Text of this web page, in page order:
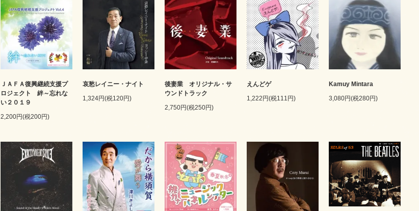
ＪＡＦＡ復興継続支援プ
ロジェクト 絆～忘れな
い２０１９
2,200円(税200円)
哀愁レイニー・ナイト
1,324円(税120円)
後妻業 オリジナル・サ
ウンドトラック
2,750円(税250円)
えんどゲ
1,222円(税111円)
Kamuy Mintara
3,080円(税280円)